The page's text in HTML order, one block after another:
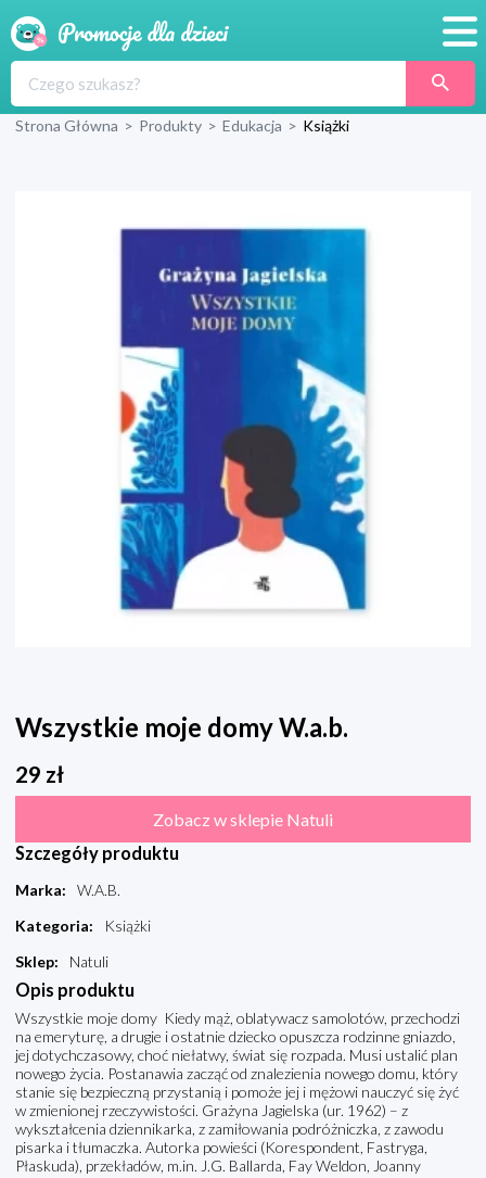
Produkty
Blog
Wyprawka
Strona Główna > Produkty > Edukacja > Książki
Wszystkie moje domy W.a.b.
29 zł
Zobacz w sklepie Natuli
Szczegóły produktu
Marka:
W.A.B.
Kategoria:
Książki
Sklep: Natuli
Opis produktu
Wszystkie moje domy Kiedy mąż, oblatywacz samolotów, przechodzi
na emeryturę, a drugie i ostatnie dziecko opuszcza rodzinne gniazdo,
jej dotychczasowy, choć niełatwy, świat się rozpada. Musi ustalić plan
nowego życia. Postanawia zacząć od znalezienia nowego domu, który
stanie się bezpieczną przystanią i pomoże jej i mężowi nauczyć się żyć
w zmienionej rzeczywistości. Grażyna Jagielska (ur. 1962) – z
wykształcenia dziennikarka, z zamiłowania podróżniczka, z zawodu
pisarka i tłumaczka. Autorka powieści (Korespondent, Fastryga,
Płaskuda), przekładów, m.in. J.G. Ballarda, Fay Weldon, Joanny